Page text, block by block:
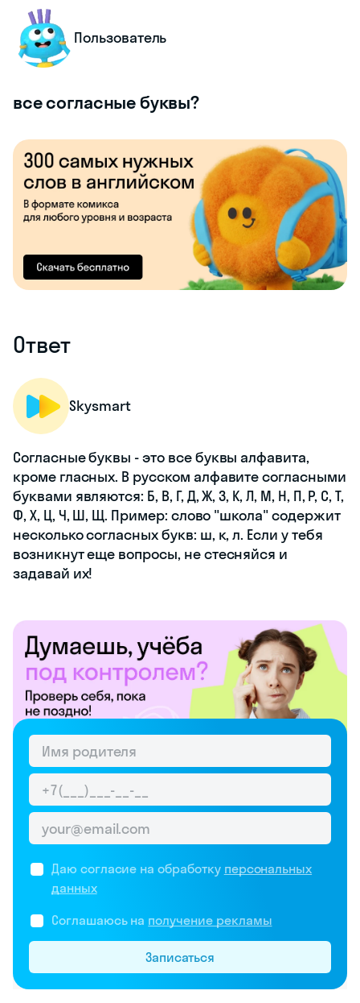
Пользователь
все согласные буквы?
Ответ
Skysmart
Согласные буквы - это все буквы алфавита,
кроме гласных. В русском алфавите согласными
буквами являются: Б, В, Г, Д, Ж, З, К, Л, М, Н, П, Р, С, Т,
Ф, Х, Ц, Ч, Ш, Щ. Пример: слово "школа" содержит
несколько согласных букв: ш, к, л. Если у тебя
возникнут еще вопросы, не стесняйся и
задавай их!
Даю согласие на обработку персональных
данных
Соглашаюсь на получение рекламы
Записаться